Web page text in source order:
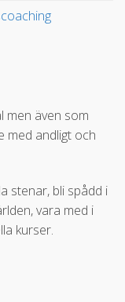
men även som
med andligt och
stenar, bli spådd i
vara med i
kurser.